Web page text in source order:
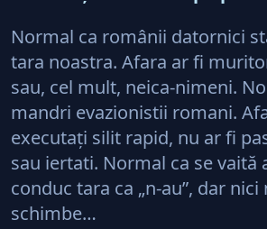
diferenţa între cine îl tine în
a făcut rău
Normal ca românii datornici
tara noastra. Afara ar fi
sau, cel mult, neica-nimeni.
mandri evazionistii romani.
executaţi silit rapid, nu ar fi
sau iertati. Normal ca se vaită
conduc tara ca „n-au”, dar nici
schimbe…